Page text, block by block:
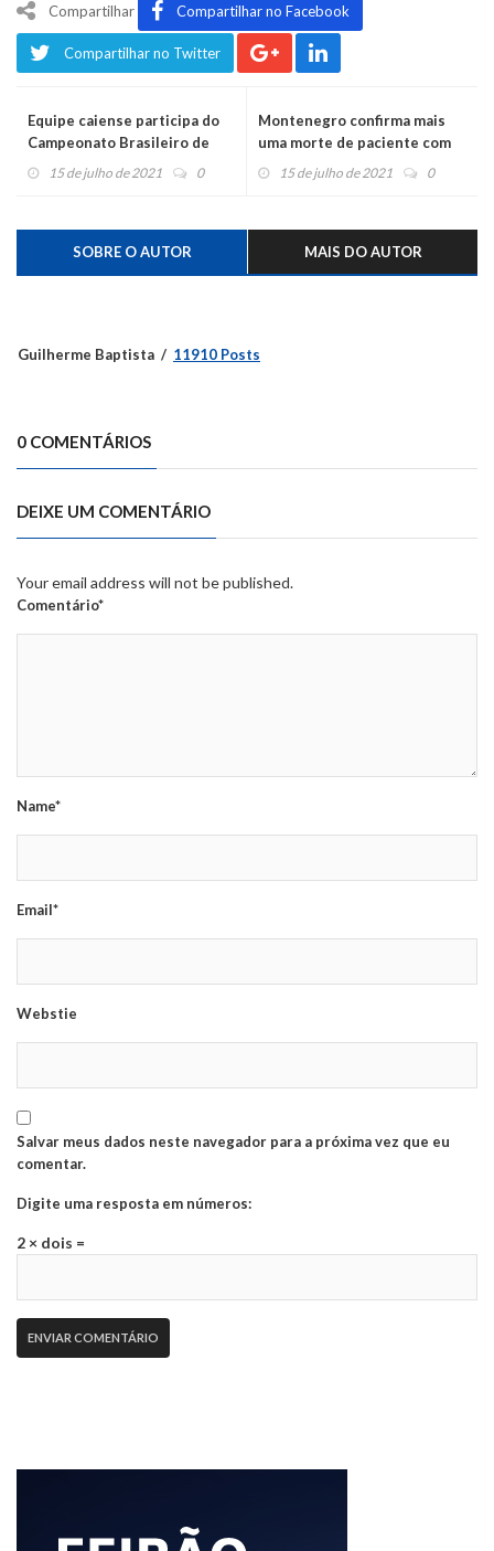
Compartilhar Compartilhar no Facebook
Compartilhar no Twitter
Equipe caiense participa do
Campeonato Brasileiro de
Stand Up Paddle
15 de julho de 2021 0
Montenegro confirma mais
uma morte de paciente com
coronavírus
15 de julho de 2021 0
SOBRE O AUTOR MAIS DO AUTOR
Guilherme Baptista 11910 Posts
0 COMENTÁRIOS
DEIXE UM COMENTÁRIO
Your email address will not be published.
Comentário*
Name*
Email*
Webstie
Salvar meus dados neste navegador para a próxima vez que eu
comentar.
Digite uma resposta em números:
2 × dois =